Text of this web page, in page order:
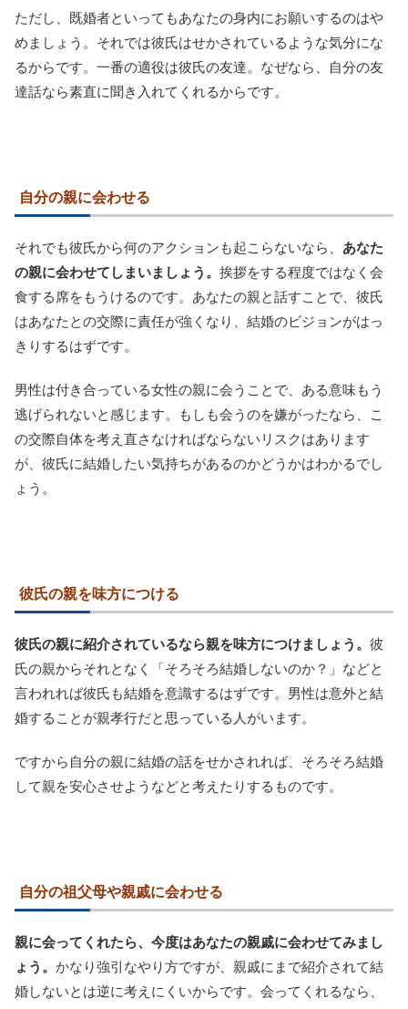
ただし、既婚者といってもあなたの身内にお願いするのはや
めましょう。それでは彼氏はせかされているような気分にな
るからです。一番の適役は彼氏の友達。なぜなら、自分の友
達話なら素直に聞き入れてくれるからです。
自分の親に会わせる
それでも彼氏から何のアクションも起こらないなら、 あなた
の親に会わせてしまいましょう。 挨拶をする程度ではなく会
食する席をもうけるのです。あなたの親と話すことで、彼氏
はあなたとの交際に責任が強くなり、結婚のビジョンがはっ
きりするはずです。
男性は付き合っている女性の親に会うことで、ある意味もう
逃げられないと感じます。もしも会うのを嫌がったなら、こ
の交際自体を考え直さなければならないリスクはあります
が、彼氏に結婚したい気持ちがあるのかどうかはわかるでし
ょう。
彼氏の親を味方につける
彼氏の親に紹介されているなら親を味方につけましょう。 彼
氏の親からそれとなく「そろそろ結婚しないのか？」などと
言われれば彼氏も結婚を意識するはずです。男性は意外と結
婚することが親孝行だと思っている人がいます。
ですから自分の親に結婚の話をせかされれば、そろそろ結婚
して親を安心させようなどと考えたりするものです。
自分の祖父母や親戚に会わせる
親に会ってくれたら、今度はあなたの親戚に会わせてみまし
ょう。 かなり強引なやり方ですが、親戚にまで紹介されて結
婚しないとは逆に考えにくいからです。会ってくれるなら、